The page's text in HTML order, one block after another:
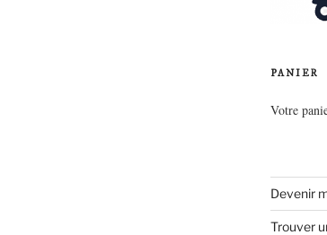
PANIER
Votre
Devenir
Trouver